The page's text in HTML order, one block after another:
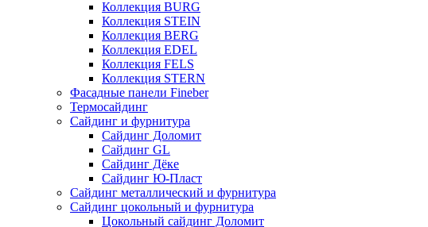
Коллекция BURG
Коллекция STEIN
Коллекция BERG
Коллекция EDEL
Коллекция FELS
Коллекция STERN
Фасадные панели Fineber
Термосайдинг
Сайдинг и фурнитура
Сайдинг Доломит
Сайдинг GL
Сайдинг Дёке
Сайдинг Ю-Пласт
Сайдинг металлический и фурнитура
Сайдинг цокольный и фурнитура
Цокольный сайдинг Доломит